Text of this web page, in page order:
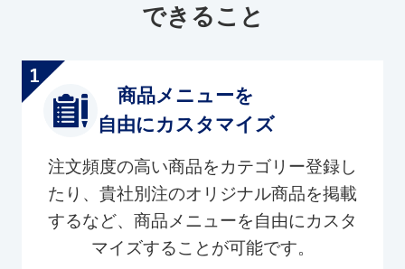
できること
商品メニューを
自由にカスタマイズ
注文頻度の高い商品をカテゴリー登録し
たり、貴社別注のオリジナル商品を掲載
するなど、商品メニューを自由にカスタ
マイズすることが可能です。